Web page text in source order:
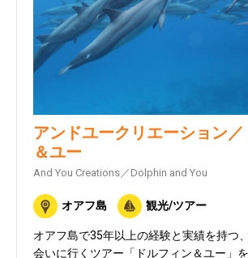
アンドユークリエーション
＆ユー
And You Creations／Dolphin and You
オアフ島 観光/ツアー
オアフ島で35年以上の経験と実績を持つ
会いに行くツアー「ドルフィン＆ユー」